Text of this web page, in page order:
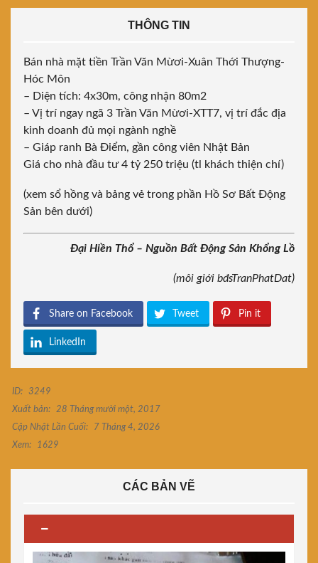
THÔNG TIN
Bán nhà mặt tiền Trần Văn Mừơi-Xuân Thới Thượng-
Hóc Môn
– Diện tích: 4x30m, công nhận 80m2
– Vị trí ngay ngã 3 Trần Văn Mừơi-XTT7, vị trí đắc địa
kinh doanh đủ mọi ngành nghề
– Giáp ranh Bà Điểm, gần công viên Nhật Bản
Giá cho nhà đầu tư 4 tỷ 250 triệu (tl khách thiện chí)
(xem sổ hồng và bảng vẻ trong phần Hồ Sơ Bất Động
Sản bên dưới)
Đại Hiền Thổ – Nguồn Bất Động Sản Khổng Lồ
(môi giới bđsTranPhatDat)
Share on Facebook Tweet Pin it
LinkedIn
ID:
3249
Xuất bản:
28 Tháng mười một, 2017
Cập Nhật Lần Cuối:
7 Tháng 4, 2026
Xem:
1629
CÁC BẢN VẼ